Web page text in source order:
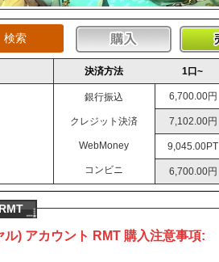
決済方法 1口~
銀行振込
クレジット決済
WebMoney
コンビニ
6,700.00円
7,102.00円
9,045.00PT
6,700.00円
ル) アカウント RMT 購入注意事項: